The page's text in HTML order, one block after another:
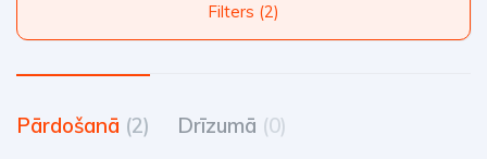
Filters (2)
Pārdošanā (2) Drīzumā (0)